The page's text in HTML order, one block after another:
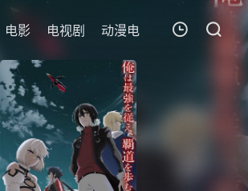
电影 电视剧 动漫电影 短剧 今日
我的观影记录